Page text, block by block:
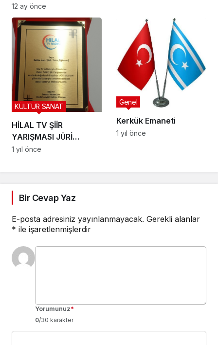
GÜNDOĞDU AZİZ
SANATÇILARA SAYGI
ŞİİRLERİ”
12 ay önce
HİLAL TV ŞİİR
YARIŞMASI JÜRİ
BAŞKANLIĞI PLAKETİ
KÜLTÜR SANAT
1 yıl önce
Kerkük Emaneti
Genel
1 yıl önce
Bir Cevap Yaz
E-posta adresiniz yayınlanmayacak. Gerekli alanlar
* ile işaretlenmişlerdir
Yorumunuz*
0/30 karakter